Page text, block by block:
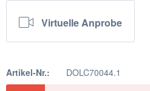
Virtuelle Anprobe
Artikel-Nr.: DOLC70044.1